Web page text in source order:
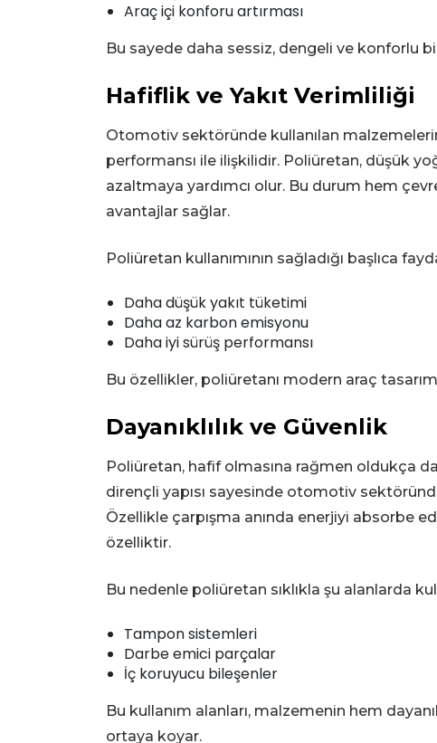
Araç içi konforu artırması
Bu sayede daha sessiz, dengeli ve konforlu
Hafiflik ve Yakıt Verimliliği
Otomotiv sektöründe kullanılan
performansı ile ilişkilidir. Poliüretan, düşük
azaltmaya yardımcı olur. Bu durum hem
avantajlar sağlar.
Poliüretan kullanımının sağladığı başlıca
Daha düşük yakıt tüketimi
Daha az karbon emisyonu
Daha iyi sürüş performansı
Bu özellikler, poliüretanı modern araç
Dayanıklılık ve Güvenlik
Poliüretan, hafif olmasına rağmen oldukça
dirençli yapısı sayesinde otomotiv
Özellikle çarpışma anında enerjiyi absorbe
özelliktir.
Bu nedenle poliüretan sıklıkla şu alanlarda
Tampon sistemleri
Darbe emici parçalar
İç koruyucu bileşenler
Bu kullanım alanları, malzemenin hem
ortaya koyar.